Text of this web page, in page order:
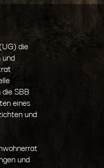
die
und
SBB
eines
und
und